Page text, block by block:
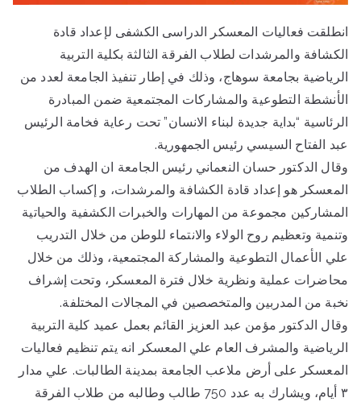
انطلقت فعاليات المعسكر الدراسى الكشفى لإعداد قادة
الكشافة والمرشدات لطلاب الفرقة الثالثة بكلية التربية
الرياضية بجامعة سوهاج، وذلك في إطار تنفيذ الجامعة لعدد من
الأنشطة التطوعية والمشاركات المجتمعية ضمن المبادرة
الرئاسية “بداية جديدة لبناء الانسان” تحت رعاية فخامة الرئيس
عبد الفتاح السيسي رئيس الجمهورية.
وقال الدكتور حسان النعماني رئيس الجامعة ان الهدف من
المعسكر هو إعداد قادة الكشافة والمرشدات، و إكساب الطلاب
المشاركين مجموعة من المهارات والخبرات الكشفية والحياتية
وتنمية وتعظيم روح الولاء والانتماء للوطن من خلال التدريب
علي الأعمال التطوعية والمشاركة المجتمعية، وذلك من خلال
محاضرات عملية ونظرية خلال فترة المعسكر، وتحت إشراف
نخبة من المدربين والمتخصصين في المجالات المختلفة.
وقال الدكتور مؤمن عبد العزيز القائم بعمل عميد كلية التربية
الرياضية والمشرف العام علي المعسكر انه يتم تنظيم فعاليات
المعسكر على أرض ملاعب الجامعة بمدينة الطالبات. علي مدار
٣ أيام، ويشارك به عدد 750 طالب وطالبه من طلاب الفرقة